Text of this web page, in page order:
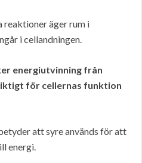
reaktioner äger rum i
i cellandningen.
energiutvinning från
för cellernas funktion
att syre används för att
energi.